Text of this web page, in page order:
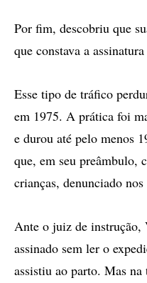
Por fim, descobriu que
que constava a
Esse tipo de tráfico
em 1975. A prática foi
e durou até pelo menos
que, em seu preâmbulo,
crianças, denunciado
Ante o juiz de instrução,
assinado sem ler o
assistiu ao parto. Mas